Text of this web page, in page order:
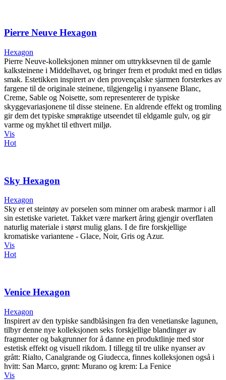
Pierre Neuve Hexagon
Hexagon
Pierre Neuve-kolleksjonen minner om uttrykksevnen til de gamle
kalksteinene i Middelhavet, og bringer frem et produkt med en tidløs
smak. Estetikken inspirert av den provençalske sjarmen forsterkes av
fargene til de originale steinene, tilgjengelig i nyansene Blanc,
Creme, Sable og Noisette, som representerer de typiske
skyggevariasjonene til disse steinene. En aldrende effekt og tromling
gir dem det typiske smøraktige utseendet til eldgamle gulv, og gir
varme og mykhet til ethvert miljø.
Vis
Hot
Sky Hexagon
Hexagon
Sky er et steintøy av porselen som minner om arabesk marmor i all
sin estetiske varietet. Takket være markert åring gjengir overflaten
naturlig materiale i størst mulig glans. I de fire forskjellige
kromatiske variantene - Glace, Noir, Gris og Azur.
Vis
Hot
Venice Hexagon
Hexagon
Inspirert av den typiske sandblåsingen fra den venetianske lagunen,
tilbyr denne nye kolleksjonen seks forskjellige blandinger av
fragmenter og bakgrunner for å danne en produktlinje med stor
estetisk effekt og visuell rikdom. I tillegg til tre ulike nyanser av
grått: Rialto, Canalgrande og Giudecca, finnes kolleksjonen også i
hvitt: San Marco, grønt: Murano og krem: La Fenice
Vis